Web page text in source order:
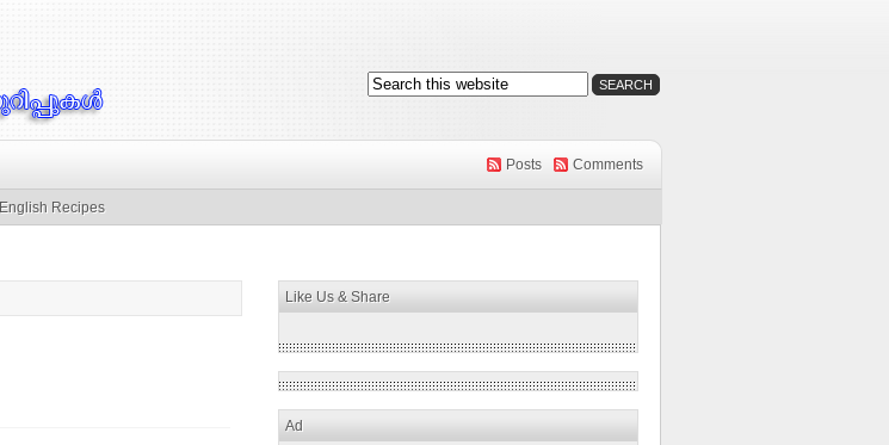
Posts Comments
English Recipes
Like Us & Share
Ad